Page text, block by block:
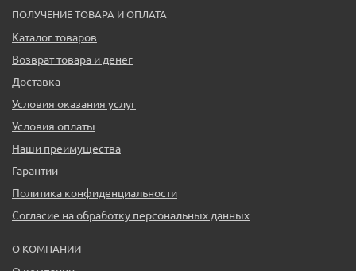
ПОЛУЧЕНИЕ ТОВАРА И ОПЛАТА
Каталог товаров
Возврат товара и денег
Доставка
Условия оказания услуг
Условия оплаты
Наши преимущества
Гарантии
Политика конфиденциальности
Согласие на обработку персональных данных
О КОМПАНИИ